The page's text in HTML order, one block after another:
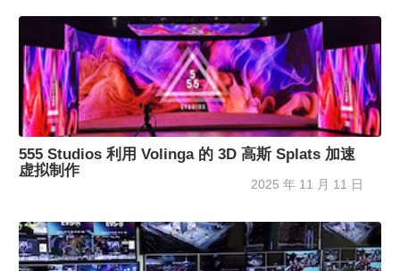
555 Studios 利用 Volinga 的 3D 高斯 Splats 加速
虚拟制作
2025 年 11 月 11 日